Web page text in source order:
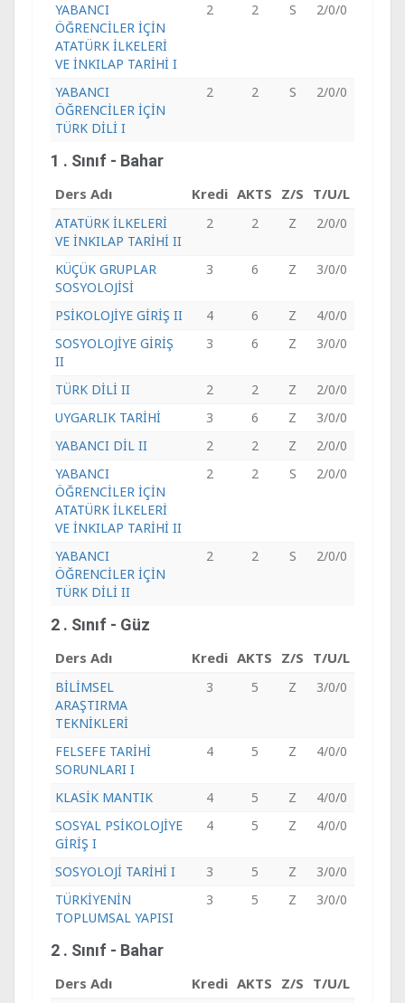
YABANCI
ÖĞRENCİLER İÇİN
ATATÜRK İLKELERİ
VE İNKILAP TARİHİ I
2 2 S 2/0/0
YABANCI
ÖĞRENCİLER İÇİN
TÜRK DİLİ I
2 2 S 2/0/0
1 . Sınıf - Bahar
Ders Adı Kredi AKTS Z/S T/U/L
ATATÜRK İLKELERİ
VE İNKILAP TARİHİ II
2 2 Z 2/0/0
KÜÇÜK GRUPLAR
SOSYOLOJİSİ
3 6 Z 3/0/0
PSİKOLOJİYE GİRİŞ II 4 6 Z
4/0/0
SOSYOLOJİYE GİRİŞ
II
3 6 Z 3/0/0
TÜRK DİLİ II 2 2 Z
2/0/0
UYGARLIK TARİHİ
3 6 Z
3/0/0
YABANCI DİL II
2 2 Z
2/0/0
YABANCI
ÖĞRENCİLER İÇİN
ATATÜRK İLKELERİ
VE İNKILAP TARİHİ II
2 2 S 2/0/0
YABANCI
ÖĞRENCİLER İÇİN
TÜRK DİLİ II
2 2 S 2/0/0
2 . Sınıf - Güz
Ders Adı Kredi AKTS Z/S T/U/L
BİLİMSEL
ARAŞTIRMA
TEKNİKLERİ
3 5 Z 3/0/0
FELSEFE TARİHİ
SORUNLARI I
4 5 Z 4/0/0
KLASİK MANTIK 4 5 Z
4/0/0
SOSYAL PSİKOLOJİYE
GİRİŞ I
4 5 Z 4/0/0
SOSYOLOJİ TARİHİ I 3 5 Z
3/0/0
TÜRKİYENİN
TOPLUMSAL YAPISI
3 5 Z 3/0/0
2 . Sınıf - Bahar
Ders Adı Kredi AKTS Z/S T/U/L